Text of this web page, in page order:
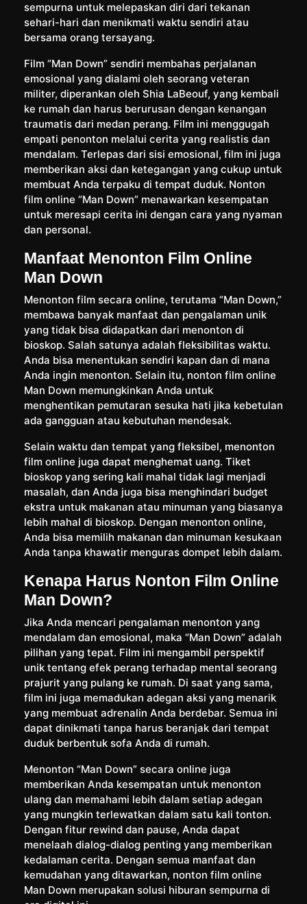
sempurna untuk melepaskan diri dari tekanan
sehari-hari dan menikmati waktu sendiri atau
bersama orang tersayang.
Film “Man Down” sendiri membahas perjalanan
emosional yang dialami oleh seorang veteran
militer, diperankan oleh Shia LaBeouf, yang kembali
ke rumah dan harus berurusan dengan kenangan
traumatis dari medan perang. Film ini menggugah
empati penonton melalui cerita yang realistis dan
mendalam. Terlepas dari sisi emosional, film ini juga
memberikan aksi dan ketegangan yang cukup untuk
membuat Anda terpaku di tempat duduk. Nonton
film online “Man Down” menawarkan kesempatan
untuk meresapi cerita ini dengan cara yang nyaman
dan personal.
Manfaat Menonton Film Online
Man Down
Menonton film secara online, terutama “Man Down,”
membawa banyak manfaat dan pengalaman unik
yang tidak bisa didapatkan dari menonton di
bioskop. Salah satunya adalah fleksibilitas waktu.
Anda bisa menentukan sendiri kapan dan di mana
Anda ingin menonton. Selain itu, nonton film online
Man Down memungkinkan Anda untuk
menghentikan pemutaran sesuka hati jika kebetulan
ada gangguan atau kebutuhan mendesak.
Selain waktu dan tempat yang fleksibel, menonton
film online juga dapat menghemat uang. Tiket
bioskop yang sering kali mahal tidak lagi menjadi
masalah, dan Anda juga bisa menghindari budget
ekstra untuk makanan atau minuman yang biasanya
lebih mahal di bioskop. Dengan menonton online,
Anda bisa memilih makanan dan minuman kesukaan
Anda tanpa khawatir menguras dompet lebih dalam.
Kenapa Harus Nonton Film Online
Man Down?
Jika Anda mencari pengalaman menonton yang
mendalam dan emosional, maka “Man Down” adalah
pilihan yang tepat. Film ini mengambil perspektif
unik tentang efek perang terhadap mental seorang
prajurit yang pulang ke rumah. Di saat yang sama,
film ini juga memadukan adegan aksi yang menarik
yang membuat adrenalin Anda berdebar. Semua ini
dapat dinikmati tanpa harus beranjak dari tempat
duduk berbentuk sofa Anda di rumah.
Menonton “Man Down” secara online juga
memberikan Anda kesempatan untuk menonton
ulang dan memahami lebih dalam setiap adegan
yang mungkin terlewatkan dalam satu kali tonton.
Dengan fitur rewind dan pause, Anda dapat
menelaah dialog-dialog penting yang memberikan
kedalaman cerita. Dengan semua manfaat dan
kemudahan yang ditawarkan, nonton film online
Man Down merupakan solusi hiburan sempurna di